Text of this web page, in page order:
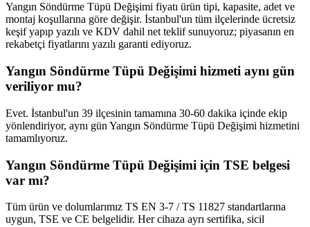
Yangın Söndürme Tüpü Değişimi fiyatı ürün tipi, kapasite, adet ve
montaj koşullarına göre değişir. İstanbul'un tüm ilçelerinde ücretsiz
keşif yapıp yazılı ve KDV dahil net teklif sunuyoruz; piyasanın en
rekabetçi fiyatlarını yazılı garanti ediyoruz.
Yangın Söndürme Tüpü Değişimi hizmeti aynı gün
veriliyor mu?
Evet. İstanbul'un 39 ilçesinin tamamına 30-60 dakika içinde ekip
yönlendiriyor, aynı gün Yangın Söndürme Tüpü Değişimi hizmetini
tamamlıyoruz.
Yangın Söndürme Tüpü Değişimi için TSE belgesi
var mı?
Tüm ürün ve dolumlarımız TS EN 3-7 / TS 11827 standartlarına
uygun, TSE ve CE belgelidir. Her cihaza ayrı sertifika, sicil